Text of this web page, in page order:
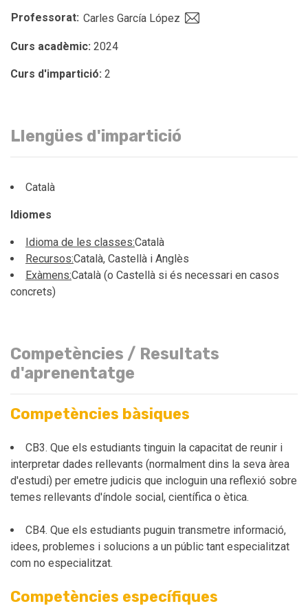
Professorat: Carles García López
Curs acadèmic: 2024
Curs d'impartició: 2
Llengües d'impartició
Català
Idiomes
Idioma de les classes:Català
Recursos:Català, Castellà i Anglès
Exàmens:Català (o Castellà si és necessari en casos
concrets)
Competències / Resultats
d'aprenentatge
Competències bàsiques
CB3. Que els estudiants tinguin la capacitat de reunir i
interpretar dades rellevants (normalment dins la seva àrea
d'estudi) per emetre judicis que incloguin una reflexió sobre
temes rellevants d'índole social, científica o ètica.
CB4. Que els estudiants puguin transmetre informació,
idees, problemes i solucions a un públic tant especialitzat
com no especialitzat.
Competències específiques